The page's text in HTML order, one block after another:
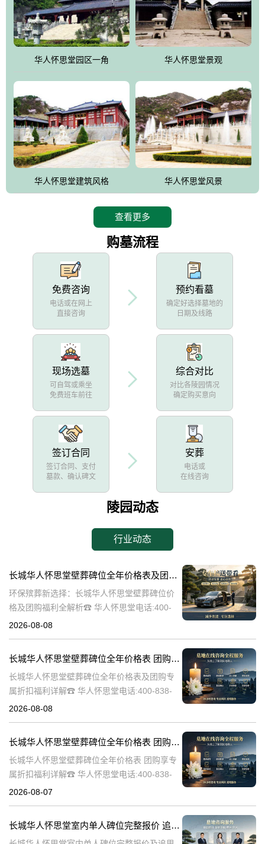
厅七千个福位分十二小区，按十二地支命名。客户选位，可依据生
肖、八字、时辰亦可参考地理方位、职业、兴趣爱好等等。堂中是
地宫陵寝式的，入口楹联选材于著名田园诗人陶渊明"亲戚或余悲，
他人亦已歌，死后何所道，托体同山阿"中的后两句。反应了回归大
雀，后玄武"的四大吉祥物铜雕挂件。
华人怀思堂园区一角 华人怀思堂景观
华人怀思堂建筑风格 华人怀思堂风景
查看更多
购墓流程
免费咨询
电话或在网上
直接咨询
预约看墓
确定好选择墓地的
日期及线路
现场选墓
可自驾或乘坐
免费班车前往
综合对比
对比各陵园情况
确定购买意向
签订合同
签订合同、支付
墓款、确认碑文
安葬
电话或
在线咨询
陵园动态
行业动态
长城华人怀思堂壁葬碑位全年价格表及团购专属折扣福利详解
环保殡葬新选择：长城华人怀思堂壁葬碑位价
格及团购福利全解析☎ 华人怀思堂电话:400-
838-5063随着现代人对身后事的规划日益细
2026-08-08
长城华人怀思堂壁葬碑位全年价格表 团购享专属折扣福利详解
长城华人怀思堂壁葬碑位全年价格表及团购专
属折扣福利详解☎ 华人怀思堂电话:400-838-
5063随着社会的发展和人们观念的转变，越来
2026-08-08
长城华人怀思堂壁葬碑位全年价格表 团购享专属折扣福利详解
长城华人怀思堂壁葬碑位全年价格表 团购享专
属折扣福利详解☎ 华人怀思堂电话:400-838-
5063随着社会的发展和人们观念的变化，越来
2026-08-07
长城华人怀思堂室内单人碑位完整报价 追思厅使用费用减免详解